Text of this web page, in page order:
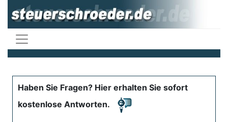
Haben Sie Fragen? Hier erhalten Sie sofort
kostenlose Antworten.